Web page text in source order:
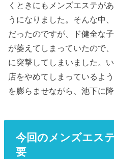
くときにもメンズエステが
うになりました。そんな中
だったのですが、ド健全な
が萎えてしまっていたので
に突撃してしまいました。
店をやめてしまっているよ
を膨らませながら、池下に
今回のメンズエス
要